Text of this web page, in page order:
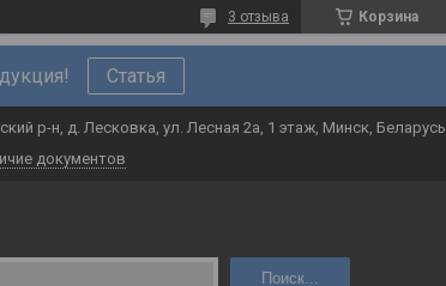
Корзина
3 отзыва
Статья
р-н, д. Лесковка, ул. Лесная 2а, 1 этаж, Минск, Беларусь
документов
Поиск...